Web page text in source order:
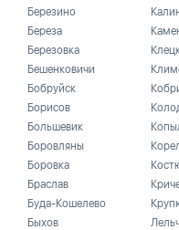
Березино
Береза
Березовка
Бешенковичи
Бобруйск
Борисов
Большевик
Боровляны
Боровка
Браслав
Буда-Кошелево
Быхов